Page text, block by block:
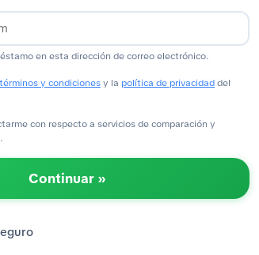
en esta dirección de correo electrónico.
términos y condicionesy la política de privacidaddel
con respecto a servicios de comparación y
Continuar »